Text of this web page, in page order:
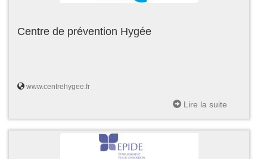
Centre de prévention Hygée
www.centrehygee.fr
Lire la suite